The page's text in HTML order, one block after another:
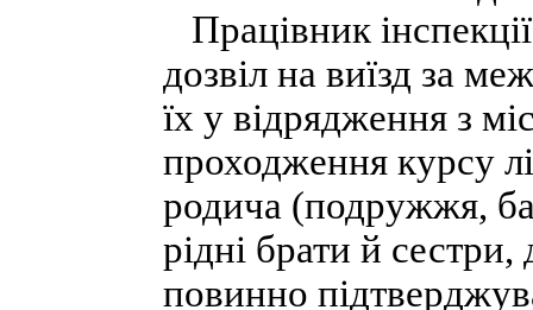
Працівник
дозвіл на виїзд за
їх у відрядження з
проходження курсу
родича (подружжя,
рідні брати й
повинно